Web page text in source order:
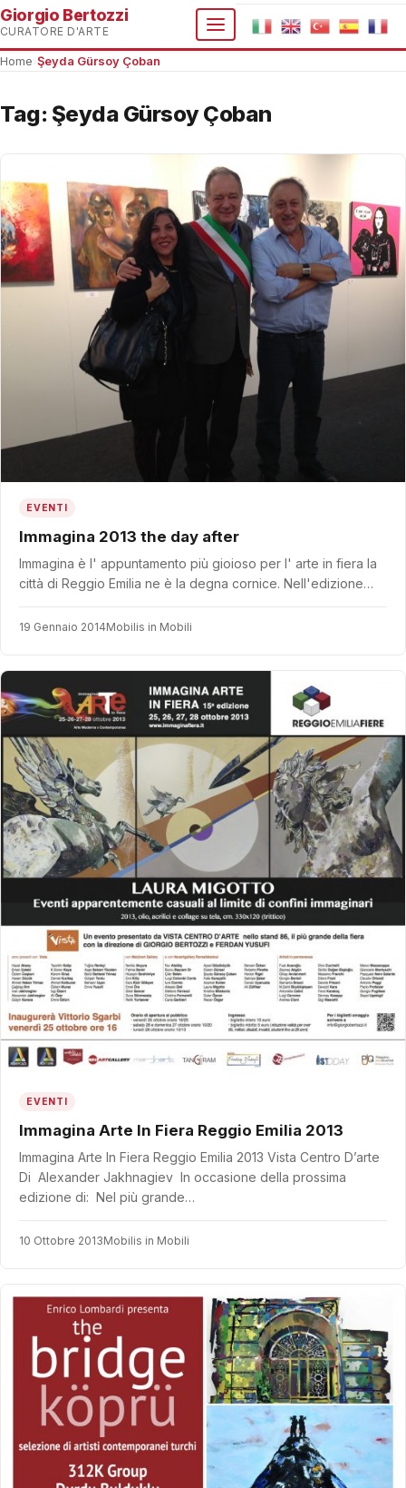
Giorgio Bertozzi
CURATORE D'ARTE
Home Şeyda Gürsoy Çoban
Tag: Şeyda Gürsoy Çoban
EVENTI
Immagina 2013 the day after
Immagina è l' appuntamento più gioioso per l' arte in fiera la
città di Reggio Emilia ne è la degna cornice. Nell'edizione…
19 Gennaio 2014Mobilis in Mobili
EVENTI
Immagina Arte In Fiera Reggio Emilia 2013
Immagina Arte In Fiera Reggio Emilia 2013 Vista Centro D’arte
Di Alexander Jakhnagiev In occasione della prossima
edizione di: Nel più grande…
10 Ottobre 2013Mobilis in Mobili